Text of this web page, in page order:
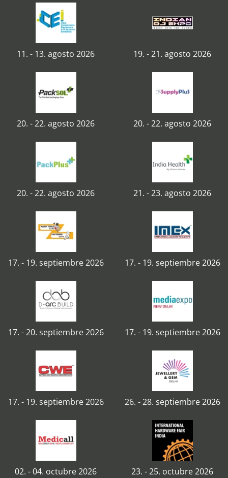
11. - 13. agosto 2026 19. - 21. agosto 2026
20. - 22. agosto 2026 20. - 22. agosto 2026
20. - 22. agosto 2026 21. - 23. agosto 2026
17. - 19. septiembre 2026 17. - 19. septiembre 2026
17. - 20. septiembre 2026 17. - 19. septiembre 2026
17. - 19. septiembre 2026 26. - 28. septiembre 2026
02. - 04. octubre 2026 23. - 25. octubre 2026